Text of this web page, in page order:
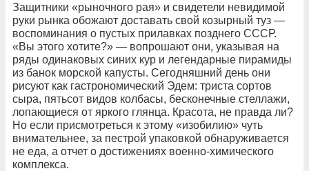
Защитники «рыночного рая» и свидетели невидимой
руки рынка обожают доставать свой козырный туз —
воспоминания о пустых прилавках позднего СССР.
«Вы этого хотите?» — вопрошают они, указывая на
ряды одинаковых синих кур и легендарные пирамиды
из банок морской капусты. Сегодняшний день они
рисуют как гастрономический Эдем: триста сортов
сыра, пятьсот видов колбасы, бесконечные стеллажи,
лопающиеся от яркого глянца. Красота, не правда ли?
Но если присмотреться к этому «изобилию» чуть
внимательнее, за пестрой упаковкой обнаруживается
не еда, а отчет о достижениях военно-химического
комплекса.